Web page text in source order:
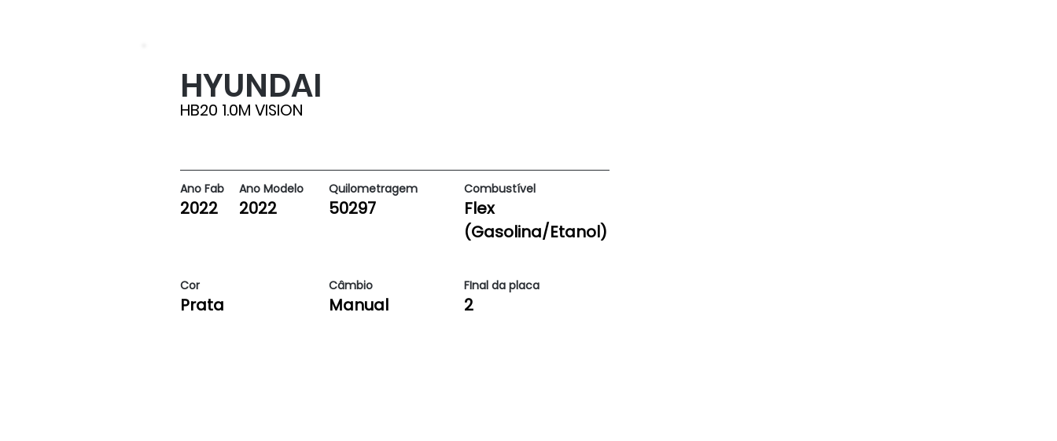
50297
HYUNDAI
HB20 1.0M VISION
Ano Fab
2022
Ano Modelo
2022
Cor
Prata
Quilometragem Combustível
50297
Flex
(Gasolina/Etanol)
Câmbio FInal da placa
Manual 2